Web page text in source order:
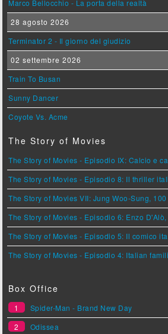
Marco Bellocchio - La porta della realtà
28 agosto 2026
Terminator 2 - Il giorno del giudizio
02 settembre 2026
Train To Busan
Sunny Dancer
Coyote Vs. Acme
The Story of Movies
The Story of Movies - Episodio IX: Calcio e
The Story of Movies - Episodio 8: Il thriller
The Story of Movies VII: Jung Woo-Sung,
The Story of Movies - Episodio 6: Enzo
The Story of Movies - Episodio 5: Il comico
The Story of Movies - Episodio 4: Italian
Box Office
1
Spider-Man - Brand New Day
2
Odissea